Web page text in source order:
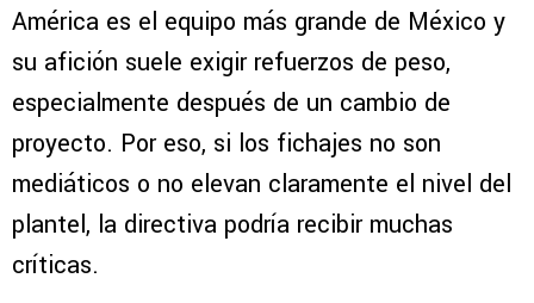
América es el equipo más grande de México y
su afición suele exigir refuerzos de peso,
especialmente después de un cambio de
proyecto. Por eso, si los fichajes no son
mediáticos o no elevan claramente el nivel del
plantel, la directiva podría recibir muchas
críticas.